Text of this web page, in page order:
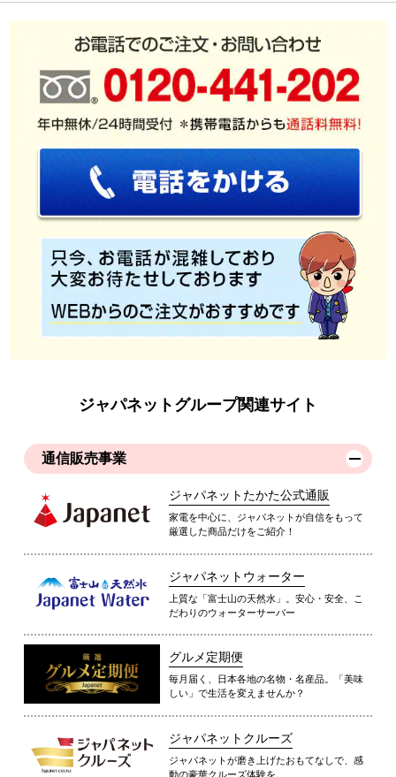
ジャパネットグループ関連サイト
通信販売事業
ジャパネットたかた公式通販
家電を中心に、ジャパネットが自信をもって
厳選した商品だけをご紹介！
ジャパネットウォーター
上質な「富士山の天然水」。安心・安全、こ
だわりのウォーターサーバー
グルメ定期便
毎月届く、日本各地の名物・名産品。「美味
しい」で生活を変えませんか？
ジャパネットクルーズ
ジャパネットが磨き上げたおもてなしで、感
動の豪華クルーズ体験を。